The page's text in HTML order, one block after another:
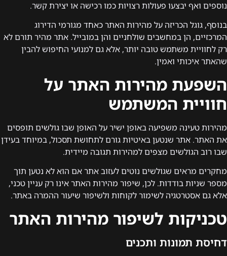
נוספים ואף יבצעו פעולות רצויות כמו רכישה או יצירת קשר.
בנוסף, גוגל הכריזה על מהירות האתר כאחד מגורמי הדירוג
המרכזיים, הן במחשבים שולחניים והן במובייל. אתר מהיר תורם לא
רק לחוויית משתמש טובה יותר, אלא גם למנועי החיפוש להבין
שהאתר איכותי ואמין.
השפעת מהירות האתר על
חוויית המשתמש
מהירות טעינה משפיעה באופן ישיר על האופן שבו גולשים תופסים
את האתר. אתר שנטען באיטיות גורם לתחושת תסכול, במיוחד בעידן
שבו רוב הגולשים מצפים למהירות תגובה מיידית.
מחקרים מראים שגולשים נוטים לעזוב אתר אם הוא לא נטען תוך
מספר שניות בודדות. לכן, שיפור מהירות האתר אינו רק עניין טכני,
אלא גם אסטרטגיה לשימור לקוחות ולשיפור שיעור ההמרה באתר.
טכניקות לשיפור מהירות האתר
דחיסת תמונות ותכנים